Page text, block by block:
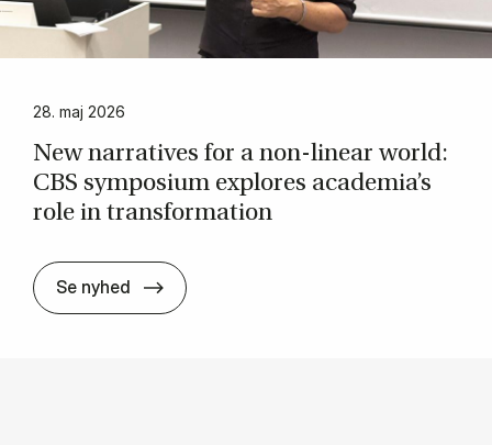
28. maj 2026
New nar­rat­ives for a non-lin­ear world:
CBS sym­posi­um ex­plores aca­demia’s
role in trans­formation
Se nyhed New nar­rat­ives for a non-lin­ear world: